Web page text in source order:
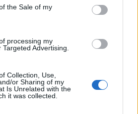
the Sale of my
processing my
Advertising.
Collection, Use,
or Sharing of my
Is Unrelated with the
it was collected.